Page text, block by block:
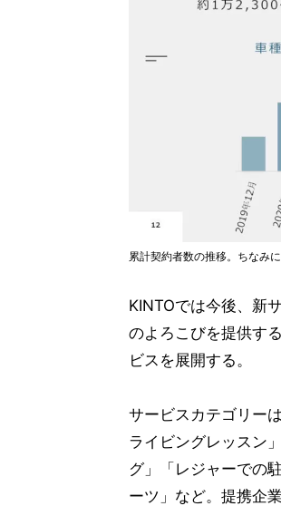
累計契約者数の推移。ちなみ
KINTOでは今後、新
のよろこびを提供す
ビスを展開する。
サービスカテゴリー
ライビングレッスン
グ」「レジャーでの
ーツ」など。提携企